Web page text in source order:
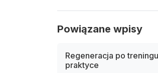
Powiązane wpisy
Regeneracja po
praktyce